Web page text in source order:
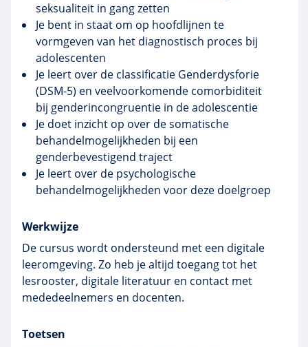
seksualiteit in gang zetten
Je bent in staat om op hoofdlijnen te
vormgeven van het diagnostisch proces bij
adolescenten
Je leert over de classificatie Genderdysforie
(DSM-5) en veelvoorkomende comorbiditeit
bij genderincongruentie in de adolescentie
Je doet inzicht op over de somatische
behandelmogelijkheden bij een
genderbevestigend traject
Je leert over de psychologische
behandelmogelijkheden voor deze doelgroep
Werkwijze
De cursus wordt ondersteund met een digitale
leeromgeving. Zo heb je altijd toegang tot het
lesrooster, digitale literatuur en contact met
mededeelnemers en docenten.
Toetsen